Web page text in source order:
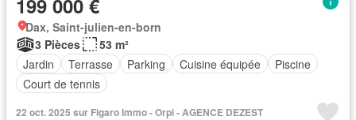
199 000 €
Dax, Saint-julien-en-born
3 Pièces
53 m²
Jardin
Terrasse Parking Cuisine équipée
Piscine
Court de tennis
22 oct. 2025 sur Figaro Immo - Orpi - AGENCE DEZEST